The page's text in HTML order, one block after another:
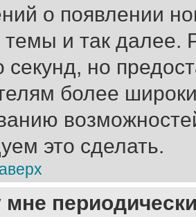
о появлении
и так далее.
секунд, но
более
это сделать.